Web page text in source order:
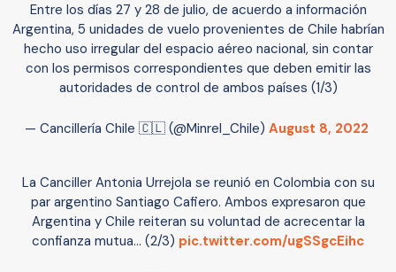
Entre los días 27 y 28 de julio, de acuerdo a información
Argentina, 5 unidades de vuelo provenientes de Chile habrían
hecho uso irregular del espacio aéreo nacional, sin contar
con los permisos correspondientes que deben emitir las
autoridades de control de ambos países (1/3)
— Cancillería Chile 🇨🇱 (@Minrel_Chile) August 8, 2022
La Canciller Antonia Urrejola se reunió en Colombia con su
par argentino Santiago Cafiero. Ambos expresaron que
Argentina y Chile reiteran su voluntad de acrecentar la
confianza mutua... (2/3) pic.twitter.com/ugSSgcEihc